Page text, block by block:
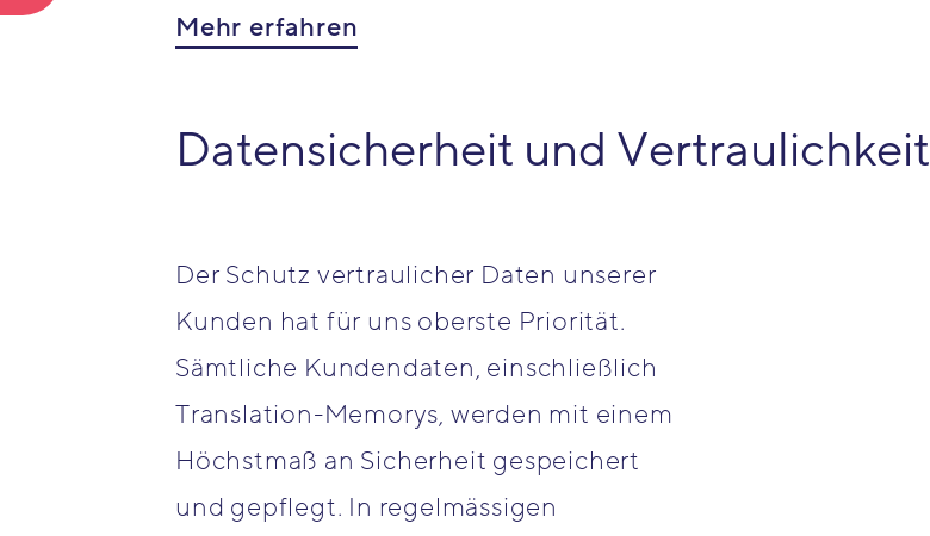
Mehr erfahren
Datensicherheit und Vertraulichkeit
Der Schutz vertraulicher Daten unserer
Kunden hat für uns oberste Priorität.
Sämtliche Kundendaten, einschließlich
Translation-Memorys, werden mit einem
Höchstmaß an Sicherheit gespeichert
und gepflegt. In regelmässigen